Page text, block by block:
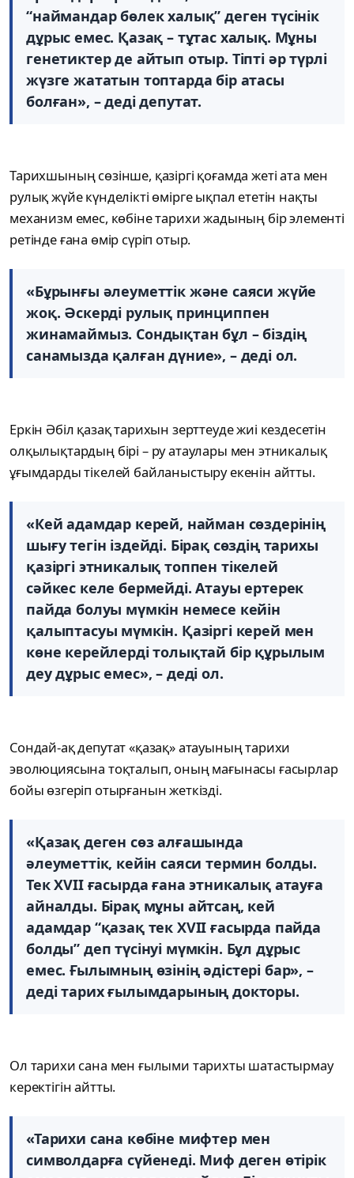
“наймандар бөлек халық” деген түсінік
дұрыс емес. Қазақ – тұтас халық. Мұны
генетиктер де айтып отыр. Тіпті әр түрлі
жүзге жататын топтарда бір атасы
болған», – деді депутат.
Тарихшының сөзінше, қазіргі қоғамда жеті ата мен
рулық жүйе күнделікті өмірге ықпал ететін нақты
механизм емес, көбіне тарихи жадының бір элементі
ретінде ғана өмір сүріп отыр.
«Бұрынғы әлеуметтік және саяси жүйе
жоқ. Әскерді рулық принциппен
жинамаймыз. Сондықтан бұл – біздің
санамызда қалған дүние», – деді ол.
Еркін Әбіл қазақ тарихын зерттеуде жиі кездесетін
олқылықтардың бірі – ру атаулары мен этникалық
ұғымдарды тікелей байланыстыру екенін айтты.
«Кей адамдар керей, найман сөздерінің
шығу тегін іздейді. Бірақ сөздің тарихы
қазіргі этникалық топпен тікелей
сәйкес келе бермейді. Атауы ертерек
пайда болуы мүмкін немесе кейін
қалыптасуы мүмкін. Қазіргі керей мен
көне керейлерді толықтай бір құрылым
деу дұрыс емес», – деді ол.
Сондай-ақ депутат «қазақ» атауының тарихи
эволюциясына тоқталып, оның мағынасы ғасырлар
бойы өзгеріп отырғанын жеткізді.
«Қазақ деген сөз алғашында
әлеуметтік, кейін саяси термин болды.
Тек XVII ғасырда ғана этникалық атауға
айналды. Бірақ мұны айтсаң, кей
адамдар “қазақ тек XVII ғасырда пайда
болды” деп түсінуі мүмкін. Бұл дұрыс
емес. Ғылымның өзінің әдістері бар», –
деді тарих ғылымдарының докторы.
Ол тарихи сана мен ғылыми тарихты шатастырмау
керектігін айтты.
«Тарихи сана көбіне мифтер мен
символдарға сүйенеді. Миф деген өтірік